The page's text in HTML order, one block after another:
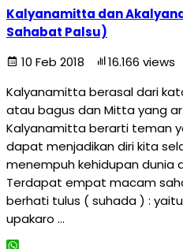
Kalyanamitta dan
Sahabat Palsu)
10 Feb 2018
16.166 views
Kalyanamitta berasal dari
atau bagus dan Mitta yang
Kalyanamitta berarti teman
dapat menjadikan diri kita
menempuh kehidupan dunia
Terdapat empat macam
berhati tulus ( suhada ) :
upakaro …